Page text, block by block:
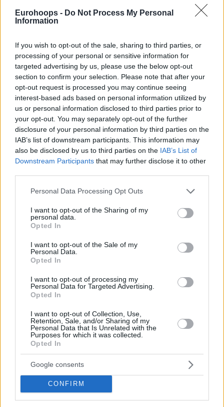
Eurohoops - Do Not Process My Personal
Information
If you wish to opt-out of the sale, sharing to third parties, or
processing of your personal or sensitive information for
targeted advertising by us, please use the below opt-out
section to confirm your selection. Please note that after your
opt-out request is processed you may continue seeing
interest-based ads based on personal information utilized by
us or personal information disclosed to third parties prior to
your opt-out. You may separately opt-out of the further
disclosure of your personal information by third parties on the
IAB’s list of downstream participants. This information may
also be disclosed by us to third parties on the IAB’s List of
Downstream Participants that may further disclose it to other
Please note that this website/app uses one or more Google
not limited to your visit or usage behaviour. You may click to
grant or deny consent to Google and its third-party tags to
use your data for below specified purposes in below Google
consent section.
Personal Data Processing Opt Outs
I want to opt-out of the Sharing of my
personal data.
Opted In
I want to opt-out of the Sale of my
Personal Data.
Opted In
I want to opt-out of processing my
Personal Data for Targeted Advertising.
Opted In
I want to opt-out of Collection, Use,
Retention, Sale, and/or Sharing of my
Personal Data that Is Unrelated with the
Purposes for which it was collected.
Opted In
Google consents
CONFIRM
ΝτεΜάρκους Κάζινς